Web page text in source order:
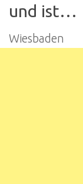
und ist…
Wiesbaden